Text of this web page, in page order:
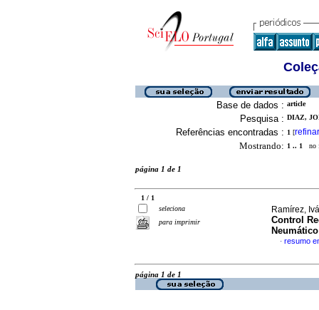
Base de dados : article
Pesquisa : DIAZ,
Referências encontradas : 1 [refinar
Mostrando: 1 .. 1 no
página 1 de 1
1 / 1
seleciona
para imprimir
Ramírez,
Control
Neumático
· resumo
página 1 de 1